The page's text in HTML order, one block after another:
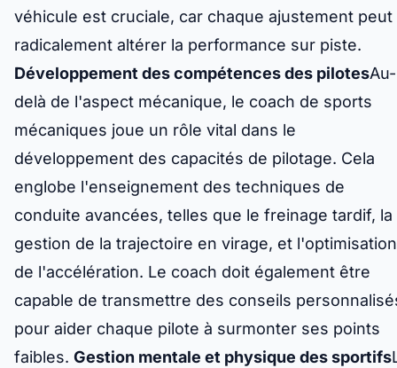
véhicule est cruciale, car chaque ajustement peut
radicalement altérer la performance sur piste.
Développement des compétences des pilotesAu-
delà de l'aspect mécanique, le coach de sports
mécaniques joue un rôle vital dans le
développement des capacités de pilotage. Cela
englobe l'enseignement des techniques de
conduite avancées, telles que le freinage tardif, la
gestion de la trajectoire en virage, et l'optimisation
de l'accélération. Le coach doit également être
capable de transmettre des conseils
pour aider chaque pilote à surmonter ses points
faibles. Gestion mentale et physique des sportifs